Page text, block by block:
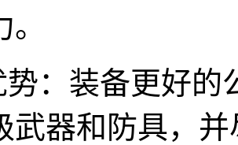
势：装备更好
武器和防具，